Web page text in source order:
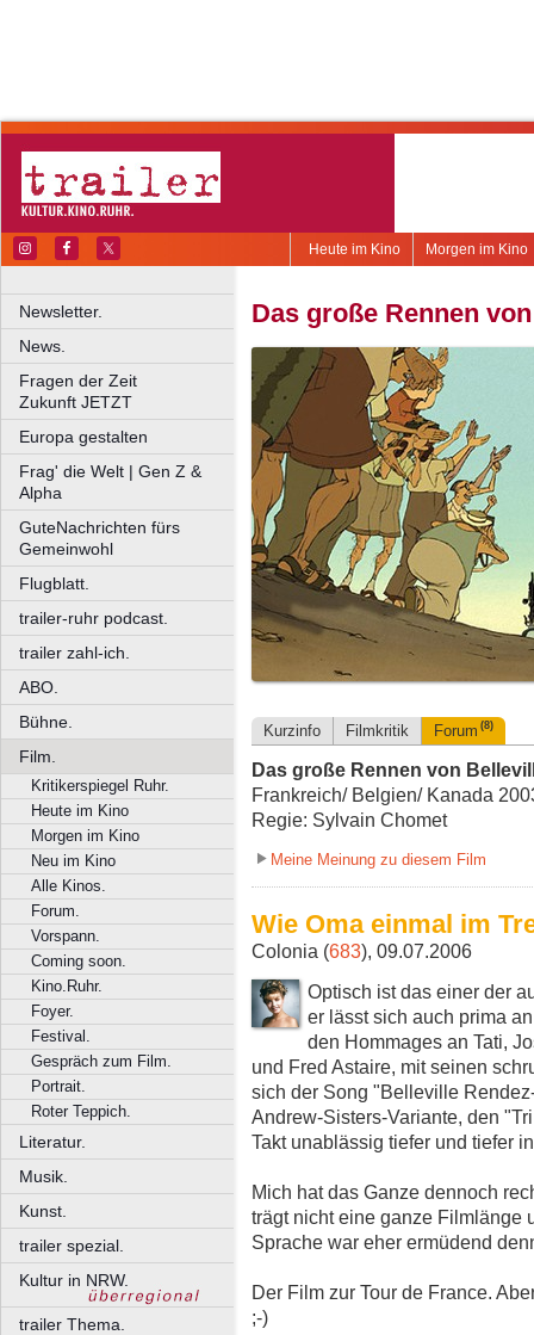
Morgen im Kino
Heute im Kino
Newsletter.
News.
Fragen der Zeit
Zukunft JETZT
Europa gestalten
Frag' die Welt | Gen Z &
Alpha
GuteNachrichten fürs
Gemeinwohl
Flugblatt.
trailer-ruhr podcast.
trailer zahl-ich.
ABO.
Bühne.
Film.
Kritikerspiegel Ruhr.
Heute im Kino
Morgen im Kino
Neu im Kino
Alle Kinos.
Forum.
Vorspann.
Coming soon.
Kino.Ruhr.
Foyer.
Festival.
Gespräch zum Film.
Portrait.
Roter Teppich.
Literatur.
Musik.
Kunst.
trailer spezial.
Kultur in NRW.
trailer Thema.
Das große Rennen
Kurzinfo Filmkritik Forum (8)
Das große Rennen von
Frankreich/ Belgien/ Kanada
Regie: Sylvain Chomet
Meine Meinung zu diesem Film
Wie Oma einmal im
Colonia (683), 09.07.2006
Optisch ist das einer der
er lässt sich auch prima
den Hommages an Tati,
und Fred Astaire, mit seinen
sich der Song "Belleville
Andrew-Sisters-Variante, den
Takt unablässig tiefer und tiefer
Mich hat das Ganze dennoch
trägt nicht eine ganze Filmlänge
Sprache war eher ermüdend
Der Film zur Tour de France.
;-)